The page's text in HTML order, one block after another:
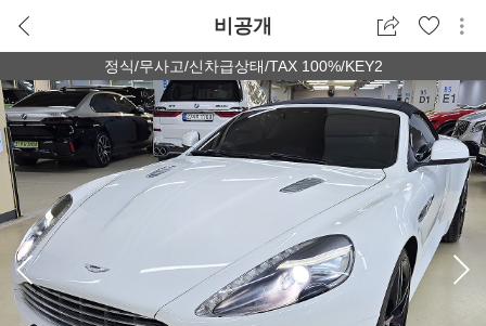
비공개
정식/무사고/신차급상태/TAX 100%/KEY2